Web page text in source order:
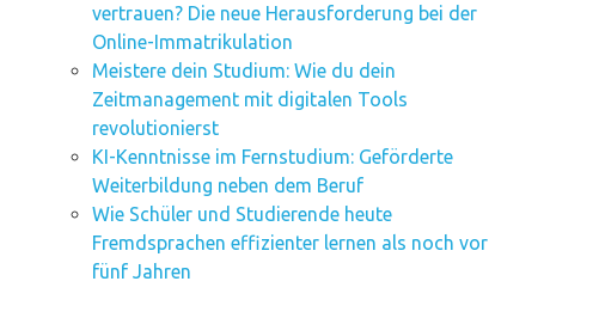
vertrauen? Die neue Herausforderung bei der
Online-Immatrikulation
Meistere dein Studium: Wie du dein
Zeitmanagement mit digitalen Tools
revolutionierst
KI-Kenntnisse im Fernstudium: Geförderte
Weiterbildung neben dem Beruf
Wie Schüler und Studierende heute
Fremdsprachen effizienter lernen als noch vor
fünf Jahren